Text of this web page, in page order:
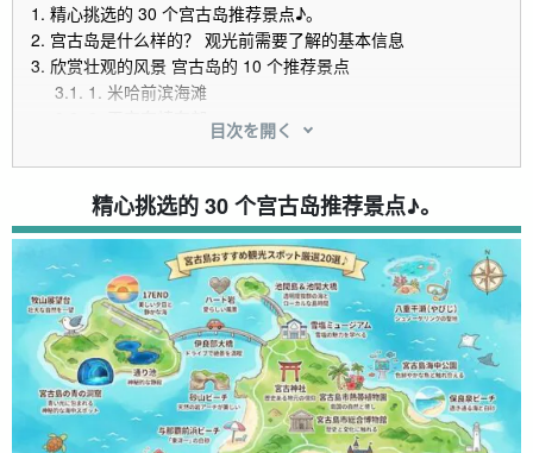
1. 精心挑选的 30 个宫古岛推荐景点♪。
2. 宫古岛是什么样的？ 观光前需要了解的基本信息
3. 欣赏壮观的风景 宫古岛的 10 个推荐景点
3.1. 1. 米哈前滨海滩
3.4.4. 伊克马岛和伊克马大桥
5.库页岛和库页岛大桥
3.6.6. 沙山海滩
3.8. 8. 宫古岛上的蓝洞。
3.9. 9.马基山瞭望台。
3.10.10.17END (One Seventeen End)。
4.宫古蓝环绕！ 5 个人气海滩和隐蔽海滩
4.1.1. 新城海岸
4.2.2. imgya 海洋花园
4.3.
西吉拉海滩
目次を開く
精心挑选的 30 个宫古岛推荐景点♪。